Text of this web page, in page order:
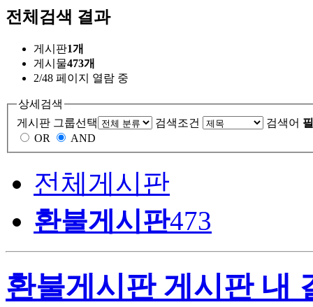
전체검색 결과
게시판1개
게시물473개
2/48 페이지 열람 중
상세검색
게시판 그룹선택
검색조건 검색어
OR
AND
전체게시판
환불게시판473
환불게시판 게시판 내